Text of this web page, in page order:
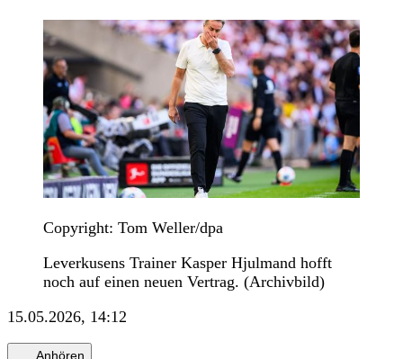
Copyright: Tom Weller/dpa
Leverkusens Trainer Kasper Hjulmand hofft
noch auf einen neuen Vertrag. (Archivbild)
15.05.2026, 14:12
Anhören